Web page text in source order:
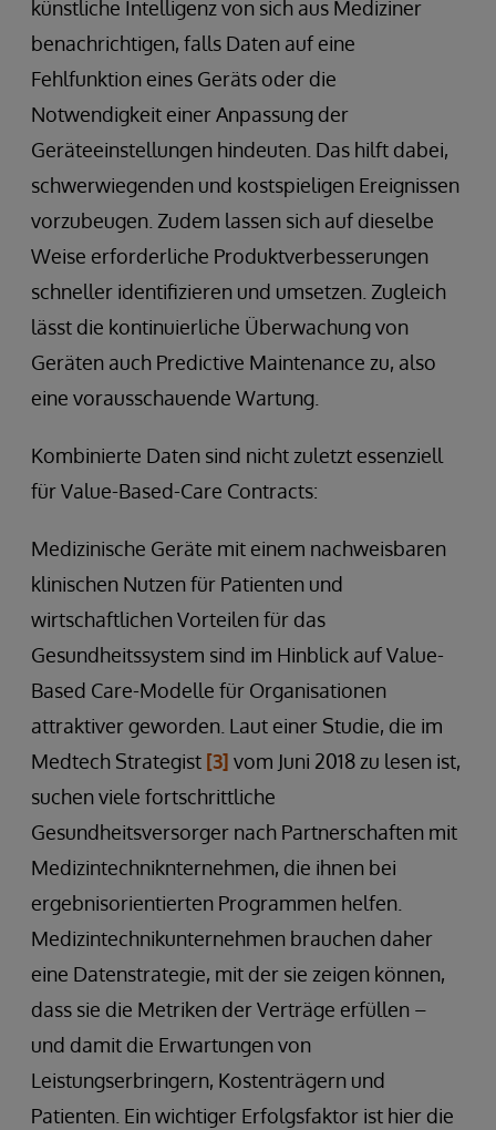
künstliche Intelligenz von sich aus Mediziner
benachrichtigen, falls Daten auf eine
Fehlfunktion eines Geräts oder die
Notwendigkeit einer Anpassung der
Geräteeinstellungen hindeuten. Das hilft dabei,
schwerwiegenden und kostspieligen Ereignissen
vorzubeugen. Zudem lassen sich auf dieselbe
Weise erforderliche Produktverbesserungen
schneller identifizieren und umsetzen. Zugleich
lässt die kontinuierliche Überwachung von
Geräten auch Predictive Maintenance zu, also
eine vorausschauende Wartung.
Kombinierte Daten sind nicht zuletzt essenziell
für Value-Based-Care Contracts:
Medizinische Geräte mit einem nachweisbaren
klinischen Nutzen für Patienten und
wirtschaftlichen Vorteilen für das
Gesundheitssystem sind im Hinblick auf Value-
Based Care-Modelle für Organisationen
attraktiver geworden. Laut einer Studie, die im
Medtech Strategist [3] vom Juni 2018 zu lesen ist,
suchen viele fortschrittliche
Gesundheitsversorger nach Partnerschaften mit
Medizintechniknternehmen, die ihnen bei
ergebnisorientierten Programmen helfen.
Medizintechnikunternehmen brauchen daher
eine Datenstrategie, mit der sie zeigen können,
dass sie die Metriken der Verträge erfüllen –
und damit die Erwartungen von
Leistungserbringern, Kostenträgern und
Patienten. Ein wichtiger Erfolgsfaktor ist hier die